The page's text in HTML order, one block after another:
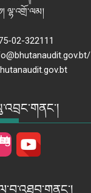
ལྷ་འགྲོ་ལམ།
02-322111